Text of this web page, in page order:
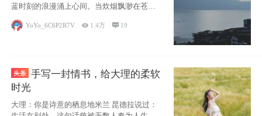
蓝时刻的浪漫涌上心间。当炊烟飘渺在苍山
YoYo_6C6P2R7V  1.4万  19
手写一封情书，给大理的柔软
时光
大理：你是诗意的栖息地米兰 昆德拉说过：